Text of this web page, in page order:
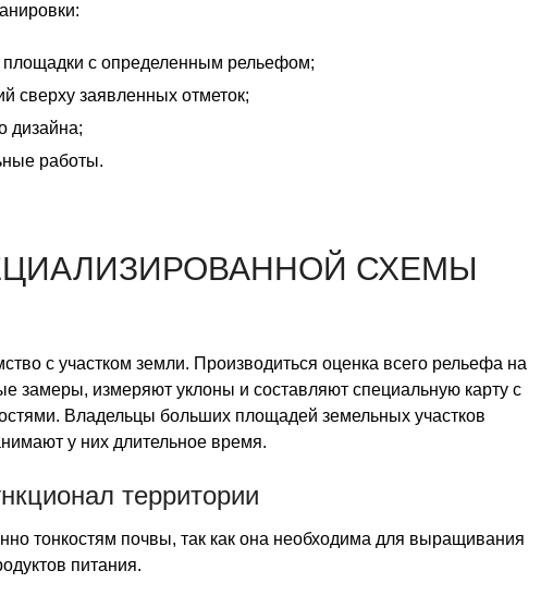
площадки с определенным рельефом;
сверху заявленных отметок;
дизайна;
работы.
СХЕМЫ
с участком земли. Производиться оценка всего рельефа на
замеры, измеряют уклоны и составляют специальную карту с
Владельцы больших площадей земельных участков
у них длительное время.
территории
тонкостям почвы, так как она необходима для выращивания
питания.